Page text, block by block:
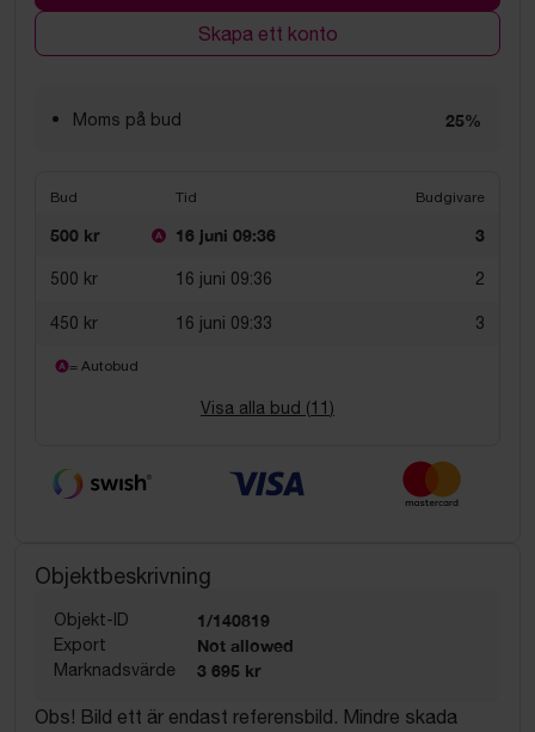
Skapa ett konto
Moms på bud 25%
Bud Tid Budgivare
500 kr 16 juni 09:36 3
500 kr 16 juni 09:36 2
450 kr 16 juni 09:33 3
= Autobud
Visa alla bud (11 )
Objektbeskrivning
Objekt-ID 1/140819
Export Not allowed
Marknadsvärde 3 695 kr
Obs! Bild ett är endast referensbild. Mindre skada